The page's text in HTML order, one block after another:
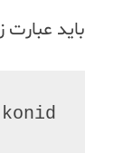
باید عبارت